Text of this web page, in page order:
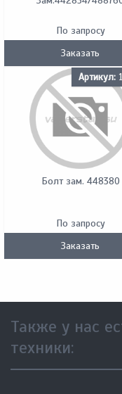
По запросу
Заказать
Артикул:
Болт зам. 448380
По запросу
Заказать
Также у нас
техники: